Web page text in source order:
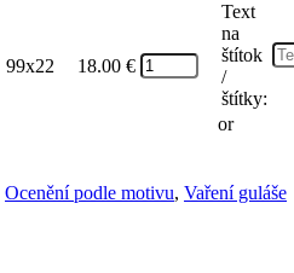
99x22 18.00 €
Text
na
štítok
/
štítky:
or
Ocenění podle motivu, Vaření guláše